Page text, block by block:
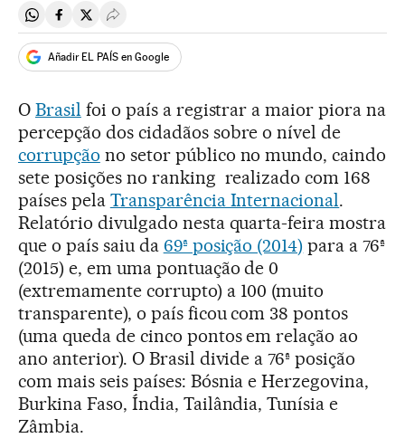
Compartir en Whatsapp
Compartir en Facebook
Compartir en Twitter
Desplegar Redes Sociales
Añadir EL PAÍS en Google
O Brasil foi o país a registrar a maior piora na
percepção dos cidadãos sobre o nível de
corrupção no setor público no mundo, caindo
sete posições no ranking realizado com 168
países pela Transparência Internacional.
Relatório divulgado nesta quarta-feira mostra
que o país saiu da 69ª posição (2014) para a 76ª
(2015) e, em uma pontuação de 0
(extremamente corrupto) a 100 (muito
transparente), o país ficou com 38 pontos
(uma queda de cinco pontos em relação ao
ano anterior). O Brasil divide a 76ª posição
com mais seis países: Bósnia e Herzegovina,
Burkina Faso, Índia, Tailândia, Tunísia e
Zâmbia.